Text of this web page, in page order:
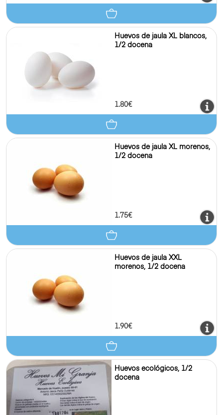
Huevos de jaula XL blancos,
1/2 docena
1.80€
Huevos de jaula XL morenos,
1/2 docena
1.75€
Huevos de jaula XXL
morenos, 1/2 docena
1.90€
Huevos ecológicos, 1/2
docena